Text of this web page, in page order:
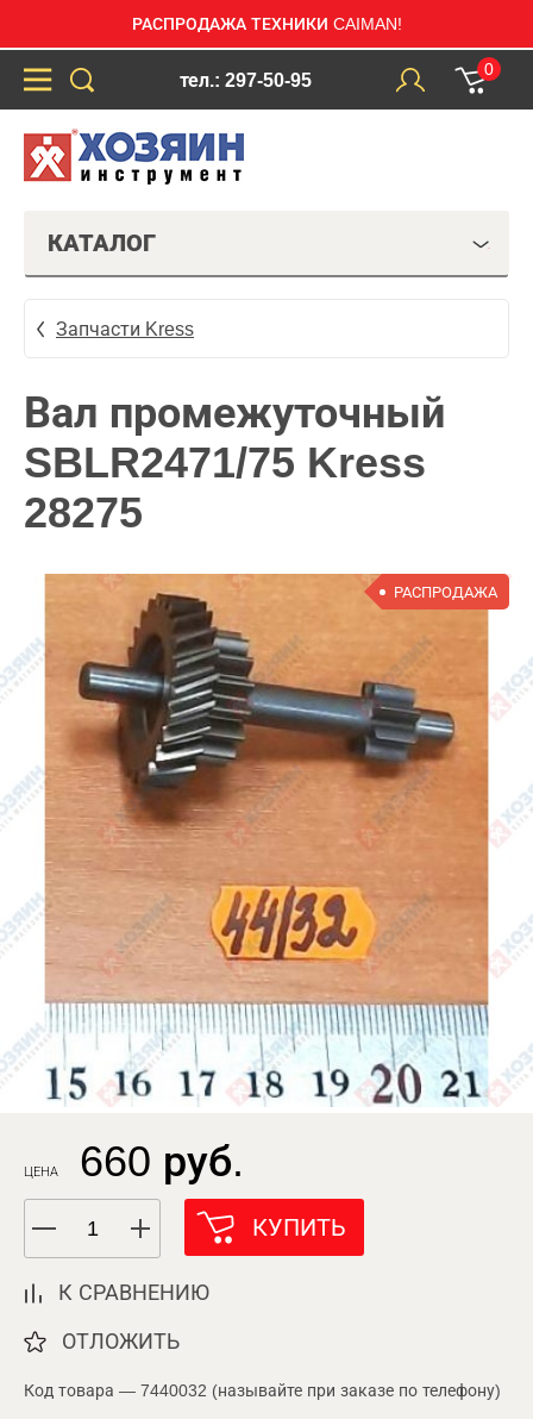
РАСПРОДАЖА ТЕХНИКИ CAIMAN!
тел.: 297-50-95
0
КАТАЛОГ
Запчасти Kress
Вал промежуточный
SBLR2471/75 Kress
28275
РАСПРОДАЖА
ЦЕНА 660 руб.
КУПИТЬ
К СРАВНЕНИЮ
ОТЛОЖИТЬ
Код товара — 7440032 (называйте при заказе по телефону)